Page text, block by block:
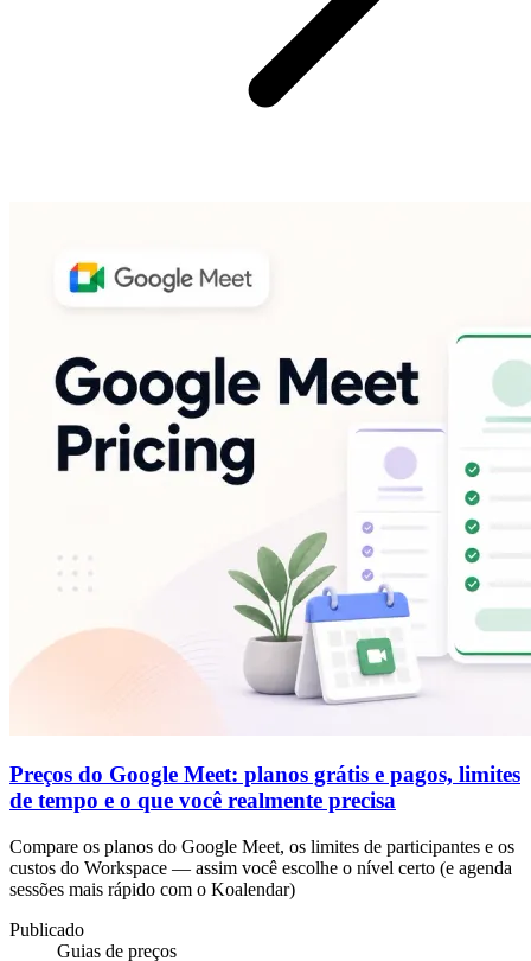
Preços do Google Meet: planos grátis e pagos, limites
de tempo e o que você realmente precisa
Compare os planos do Google Meet, os limites de participantes e os
custos do Workspace — assim você escolhe o nível certo (e agenda
sessões mais rápido com o Koalendar)
Publicado
Guias de preços